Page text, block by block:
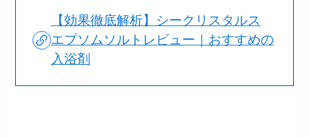
【効果徹底解析】シークリスタルス
エプソムソルトレビュー｜おすすめの
入浴剤